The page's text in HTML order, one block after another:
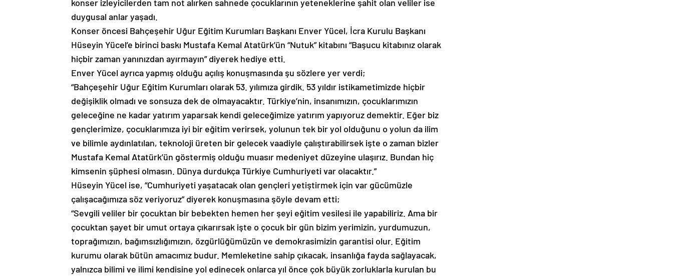
konser izleyicilerden tam not alırken sahnede çocuklarının yeteneklerine şahit olan veliler ise
duygusal anlar yaşadı.
Konser öncesi Bahçeşehir Uğur Eğitim Kurumları Başkanı Enver Yücel, İcra Kurulu Başkanı
Hüseyin Yücel’e birinci baskı Mustafa Kemal Atatürk’ün “Nutuk” kitabını “Başucu kitabınız olarak
hiçbir zaman yanınızdan ayırmayın” diyerek hediye etti.
Enver Yücel ayrıca yapmış olduğu açılış konuşmasında şu sözlere yer verdi;
“Bahçeşehir Uğur Eğitim Kurumları olarak 53. yılımıza girdik. 53 yıldır istikametimizde hiçbir
değişiklik olmadı ve sonsuza dek de olmayacaktır. Türkiye’nin, insanımızın, çocuklarımızın
geleceğine ne kadar yatırım yaparsak kendi geleceğimize yatırım yapıyoruz demektir. Eğer biz
gençlerimize, çocuklarımıza iyi bir eğitim verirsek, yolunun tek bir yol olduğunu o yolun da ilim
ve bilimle aydınlatılan, teknoloji üreten bir gelecek vaadiyle çalıştırabilirsek işte o zaman bizler
Mustafa Kemal Atatürk’ün göstermiş olduğu muasır medeniyet düzeyine ulaşırız. Bundan hiç
kimsenin şüphesi olmasın. Dünya durdukça Türkiye Cumhuriyeti var olacaktır.”
Hüseyin Yücel ise, “Cumhuriyeti yaşatacak olan gençleri yetiştirmek için var gücümüzle
çalışacağımıza söz veriyoruz” diyerek konuşmasına şöyle devam etti;
“Sevgili veliler bir çocuktan bir bebekten hemen her şeyi eğitim vesilesi ile yapabiliriz. Ama bir
çocuktan şayet bir umut ortaya çıkarırsak işte o çocuk bir gün bizim yerimizin, yurdumuzun,
toprağımızın, bağımsızlığımızın, özgürlüğümüzün ve demokrasimizin garantisi olur. Eğitim
kurumu olarak bütün amacımız budur. Memleketine sahip çıkacak, insanlığa fayda sağlayacak,
yalnızca bilimi ve ilimi kendisine yol edinecek onlarca yıl önce çok büyük zorluklarla kurulan bu